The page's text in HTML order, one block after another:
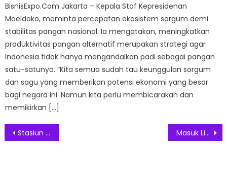
BisnisExpo.Com Jakarta – Kepala Staf Kepresidenan
Moeldoko, meminta percepatan ekosistem sorgum demi
stabilitas pangan nasional. Ia mengatakan, meningkatkan
produktivitas pangan alternatif merupakan strategi agar
Indonesia tidak hanya mengandalkan padi sebagai pangan
satu-satunya. “Kita semua sudah tau keunggulan sorgum
dan sagu yang memberikan potensi ekonomi yang besar
bagi negara ini. Namun kita perlu membicarakan dan
memikirkan […]
Post
Stasiun Shelter Matraman Uji Coba KRL 17 Juni Masuk Libur Sekolah, KAI DAOP VI Menambah Perjalanan Kereta Api